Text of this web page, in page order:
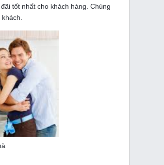
tốt nhất cho khách hàng. Chúng